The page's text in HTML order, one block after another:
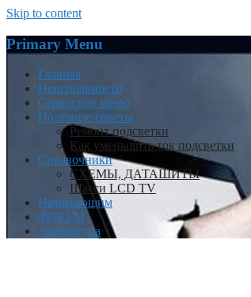
Skip to content
Primary Menu
Главная
Неисправности
Сервисное меню
Полезные советы
Ремонт подсветки
Как уменьшить ток подсветки
Справочники
СХЕМЫ, ДАТАШИТЫ
Шасси LCD TV
Начинающим
ФОРУМ
Литература